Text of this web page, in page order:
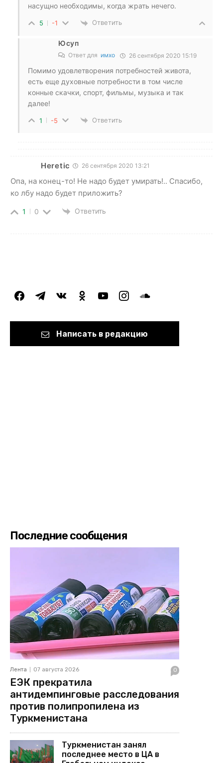
насущно необходимы, когда жрать нечего.
5 -1 Ответить
Юсуп
Ответ для имхо 26 сентября 2020 15:19
Помимо удовлетворения потребностей живота,
есть еще духовные потребности в том числе
конные скачки, спорт, фильмы, музыка и так
далее!
1 -5 Ответить
Heretic 26 сентября 2020 13:21
Опа, на конец-то! Не надо будет умирать!.. Спасибо,
ко лбу надо будет приложить?
1 0 Ответить
facebooktelegramvkontakteodnoklassniki
youtubeinstagramsoundcloud
Написать в редакцию
Последние сообщения
Лента 07 августа 2026 0
ЕЭК прекратила
антидемпинговые расследования
против полипропилена из
Туркменистана
Туркменистан занял
последнее место в ЦА в